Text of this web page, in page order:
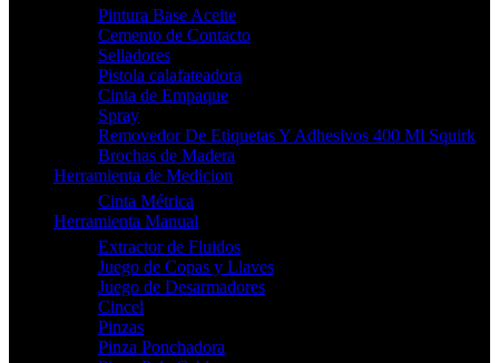
Pintura Base Aceite
Cemento de Contacto
Selladores
Pistola calafateadora
Cinta de Empaque
Spray
Removedor De Etiquetas Y Adhesivos 400 Ml Squirk
Brochas de Madera
Herramienta de Medicion
Cinta Métrica
Herramienta Manual
Extractor de Fluidos
Juego de Copas y Llaves
Juego de Desarmadores
Cincel
Pinzas
Pinza Ponchadora